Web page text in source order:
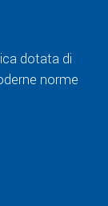
dotata di
norme